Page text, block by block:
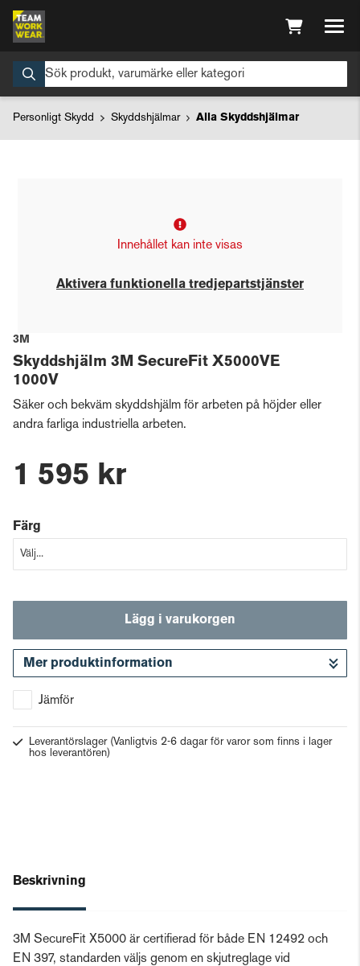
Personligt Skydd Skyddshjälmar Alla Skyddshjälmar
Innehållet kan inte visas
Aktivera funktionella tredjepartstjänster
3M
Skyddshjälm 3M SecureFit X5000VE
1000V
Säker och bekväm skyddshjälm för arbeten på höjder eller
andra farliga industriella arbeten.
1 595 kr
Färg
Lägg i varukorgen
Mer produktinformation
Jämför
Leverantörslager (Vanligtvis 2-6 dagar för varor som finns i lager
hos leverantören)
Beskrivning
3M SecureFit X5000 är certifierad för både EN 12492 och
EN 397, standarden väljs genom en skjutreglage vid